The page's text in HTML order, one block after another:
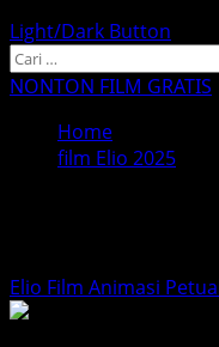
Light/Dark Button
Cari
untuk:
NONTON FILM GRATIS
Home
film Elio 2025
Elio Film Animasi